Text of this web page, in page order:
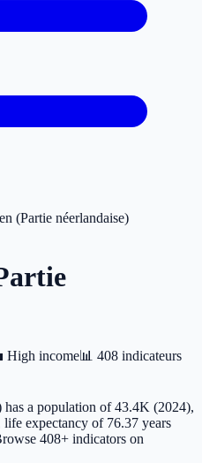
(Partie néerlandaise)
High income 📊 408 indicateurs
has a population of 43.4K (2024),
expectancy of 76.37 years
408+ indicators on